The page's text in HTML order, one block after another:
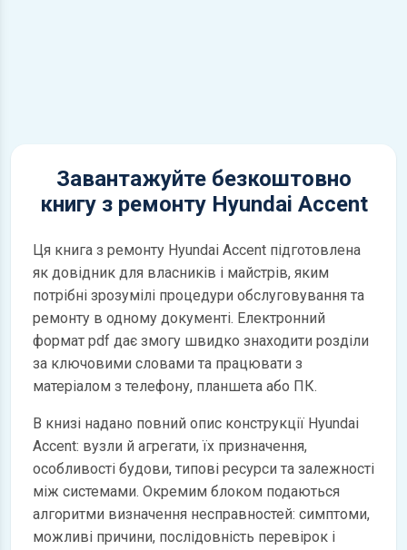
Завантажуйте безкоштовно
книгу з ремонту Hyundai Accent
Ця книга з ремонту Hyundai Accent підготовлена
як довідник для власників і майстрів, яким
потрібні зрозумілі процедури обслуговування та
ремонту в одному документі. Електронний
формат pdf дає змогу швидко знаходити розділи
за ключовими словами та працювати з
матеріалом з телефону, планшета або ПК.
В книзі надано повний опис конструкції Hyundai
Accent: вузли й агрегати, їх призначення,
особливості будови, типові ресурси та залежності
між системами. Окремим блоком подаються
алгоритми визначення несправностей: симптоми,
можливі причини, послідовність перевірок і